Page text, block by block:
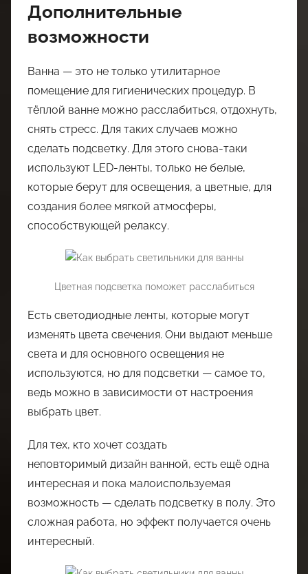
Дополнительные
возможности
Ванна — это не только утилитарное
помещение для гигиенических процедур. В
тёплой ванне можно расслабиться, отдохнуть,
снять стресс. Для таких случаев можно
сделать подсветку. Для этого снова-таки
используют LED-ленты, только не белые,
которые берут для освещения, а цветные, для
создания более мягкой атмосферы,
способствующей релаксу.
Цветная подсветка поможет расслабиться
Есть светодиодные ленты, которые могут
изменять цвета свечения. Они выдают меньше
света и для основного освещения не
используются, но для подсветки — самое то,
ведь можно в зависимости от настроения
выбрать цвет.
Для тех, кто хочет создать
неповторимый дизайн ванной, есть ещё одна
интересная и пока малоиспользуемая
возможность — сделать подсветку в полу. Это
сложная работа, но эффект получается очень
интересный.